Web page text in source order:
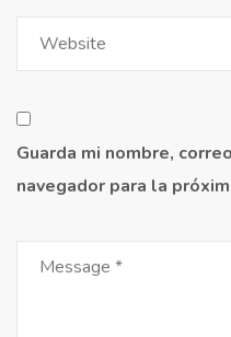
Guarda mi nombre,
navegador para la